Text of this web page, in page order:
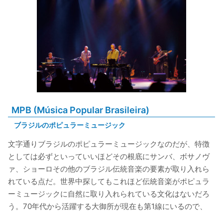
MPB (Música Popular Brasileira)
ブラジルのポピュラーミュージック
文字通りブラジルのポピュラーミュージックなのだが、特徴
としては必ずといっていいほどその根底にサンバ、ボサノヴ
ァ、ショーロその他のブラジル伝統音楽の要素が取り入れら
れている点だ。世界中探してもこれほど伝統音楽がポピュラ
ーミュージックに自然に取り入れられている文化はないだろ
う。70年代から活躍する大御所が現在も第1線にいるので、